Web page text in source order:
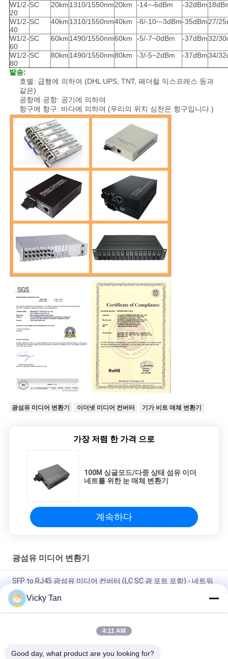
W1/2-
20
SC 20km1310/1550nm20km -14~-6dBm -32dBm
W1/2-
40
SC 40km1310/1550nm40km -8/-10~-3dBm-35dBm27/
W1/2-
60
SC 60km1490/1550nm60km -5/-7~0dBm -37dBm32/
W1/2-
80
SC 80km1490/1550nm80km -3/-5~2dBm -37dBm34/
발송:
호별: 급행에 의하여 (DHL UPS, TNT, 페더럴 익스프레스 등과
같은)
공항에 공항: 공기에 의하여
항구에 항구: 바다에 의하여 (우리의 위치 심천은 항구입니다.)
광섬유 미디어 변환기 이더넷 미디어 컨버터 기가 비트 매체 변환기
가장 저렴 한 가격 으로
100M 싱글모드/다중 상태 섬유 이더
네트를 위한 눈 매체 변환기
계속하다
광섬유 미디어 변환기
SFP to RJ45 광섬유 미디어 컨버터 (LC SC 광 포트 포함) - 네트워
크 확장 및 광 링크 통합에 이상적
일반적으로 90mm X 70mm X 25mm 광섬유 미디어 변환기 SFP
Vicky Tan
4:11 AM
Good day, what product are you looking for?